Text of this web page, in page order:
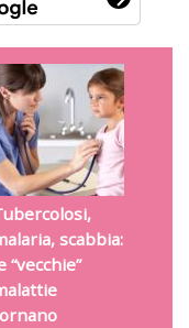
scabbia:
“vecchie”